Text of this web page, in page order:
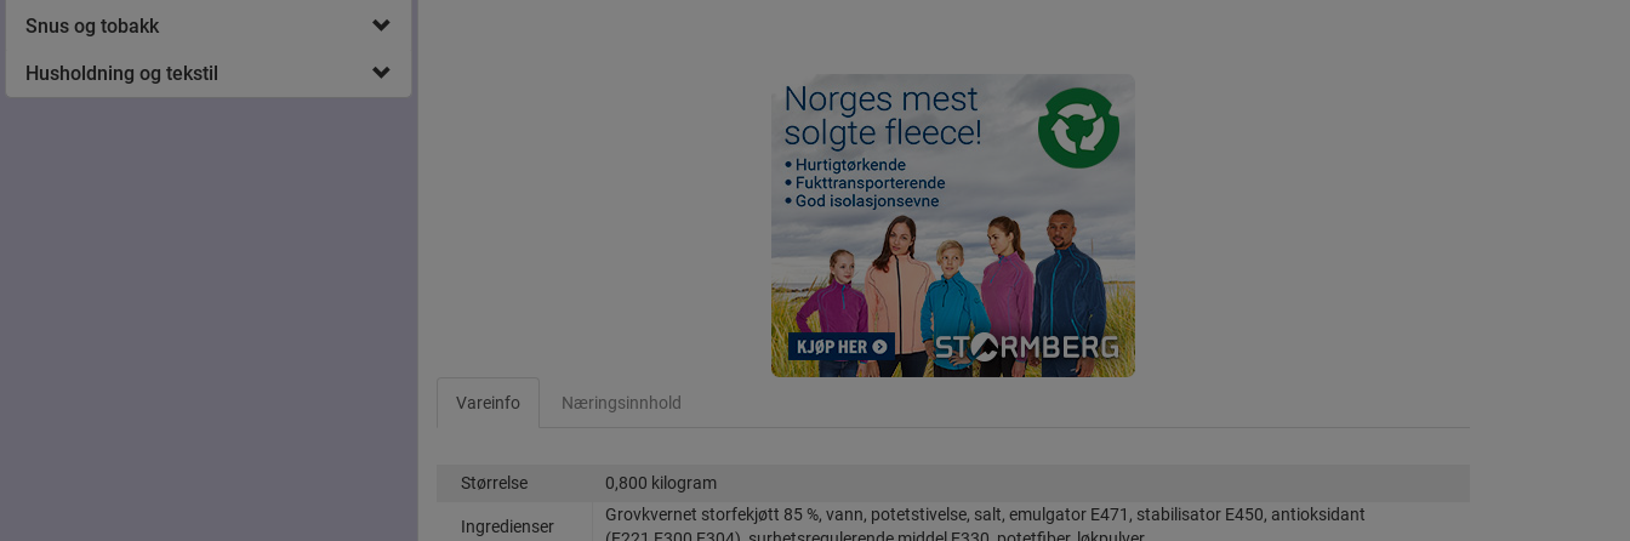
Snus og tobakk
Husholdning og tekstil
Vareinfo Næringsinnhold
Størrelse 0,800 kilogram
Ingredienser
Grovkvernet storfekjøtt 85 %, vann, potetstivelse, salt, emulgator E471, stabilisator E450, antioksidant